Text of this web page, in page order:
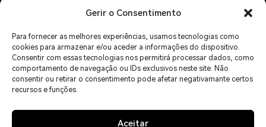
Gerir o Consentimento
Para fornecer as melhores experiências, usamos tecnologias como
cookies para armazenar e/ou aceder a informações do dispositivo.
Consentir com essas tecnologias nos permitirá processar dados, como
comportamento de navegação ou IDs exclusivos neste site. Não
consentir ou retirar o consentimento pode afetar negativamante certos
recursos e funções.
Aceitar
Arquitectura e Design
O Gabinete
Sobre Arquitectura
Contactos
Áreas de Serviço
Política de Privacidade
Política de Cookies
Isenção de Responsabilidade